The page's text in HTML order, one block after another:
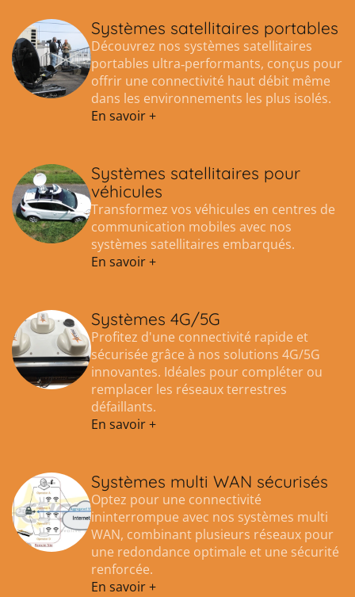
Systèmes satellitaires portables
Découvrez nos systèmes satellitaires
portables ultra‑performants, conçus pour
offrir une connectivité haut débit même
dans les environnements les plus isolés.
En savoir +
Systèmes satellitaires pour
véhicules
Transformez vos véhicules en centres de
communication mobiles avec nos
systèmes satellitaires embarqués.
En savoir +
Systèmes 4G/5G
Profitez d'une connectivité rapide et
sécurisée grâce à nos solutions 4G/5G
innovantes. Idéales pour compléter ou
remplacer les réseaux terrestres
défaillants.
En savoir +
Systèmes multi WAN sécurisés
Optez pour une connectivité
ininterrompue avec nos systèmes multi
WAN, combinant plusieurs réseaux pour
une redondance optimale et une sécurité
renforcée.
En savoir +